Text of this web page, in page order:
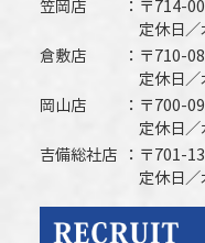
笠岡店
〒714-
定休日
倉敷店
〒710-
定休日
岡山店
〒700-
定休日
吉備総社店
〒701-
定休日